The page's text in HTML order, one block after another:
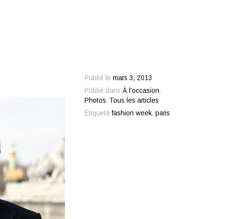
Publié lemars 3, 2013
Publié dansÀ l'occasion,
Photos, Tous les articles
Étiquetéfashion week,paris